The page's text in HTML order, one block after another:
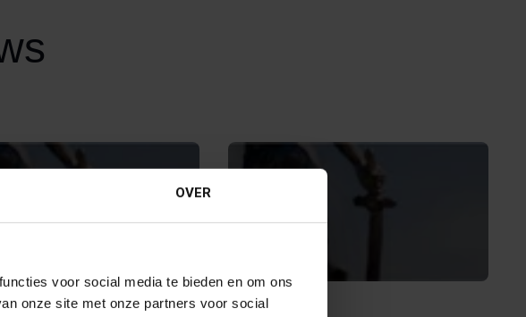
OVER
voor social media te bieden en om ons
onze site met onze partners voor social
2023 13 APRIL 2017